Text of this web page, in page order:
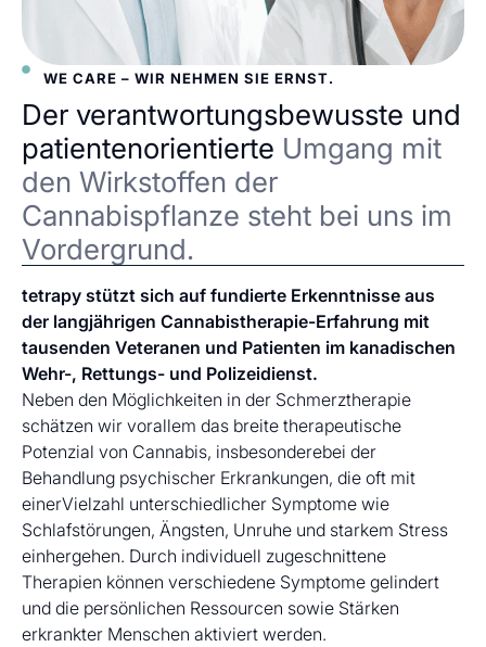
WE CARE – WIR NEHMEN SIE ERNST.
Der verantwortungsbewusste und
patientenorientierte Umgang mit
den Wirkstoffen der
Cannabispflanze steht bei uns im
Vordergrund.
tetrapy stützt sich auf fundierte Erkenntnisse aus
der langjährigen Cannabistherapie-Erfahrung mit
tausenden Veteranen und Patienten im kanadischen
Wehr-, Rettungs- und Polizeidienst.
Neben den Möglichkeiten in der Schmerztherapie
schätzen wir vorallem das breite therapeutische
Potenzial von Cannabis, insbesonderebei der
Behandlung psychischer Erkrankungen, die oft mit
einerVielzahl unterschiedlicher Symptome wie
Schlafstörungen, Ängsten, Unruhe und starkem Stress
einhergehen. Durch individuell zugeschnittene
Therapien können verschiedene Symptome gelindert
und die persönlichen Ressourcen sowie Stärken
erkrankter Menschen aktiviert werden.